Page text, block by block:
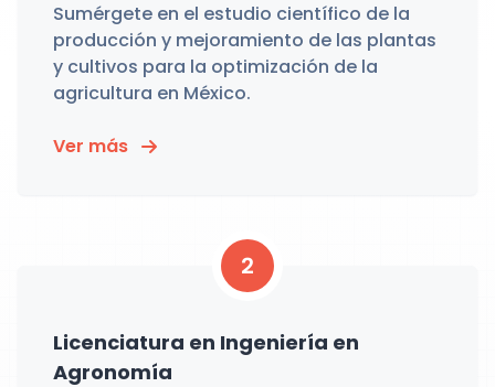
Sumérgete en el estudio científico de la
producción y mejoramiento de las plantas
y cultivos para la optimización de la
agricultura en México.
Ver más
2
Licenciatura en Ingeniería en
Agronomía